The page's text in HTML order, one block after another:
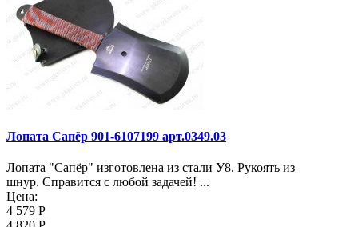
Лопата Сапёр 901-6107199 арт.0349.03
Лопата "Сапёр" изготовлена из стали У8. Рукоять из
шнур. Справится с любой задачей! ...
Цена:
4 579 Р